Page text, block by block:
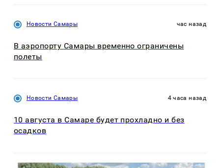
Новости Самары час назад
В аэропорту Самары временно ограничены
полеты
Новости Самары 4 часа назад
10 августа в Самаре будет прохладно и без
осадков